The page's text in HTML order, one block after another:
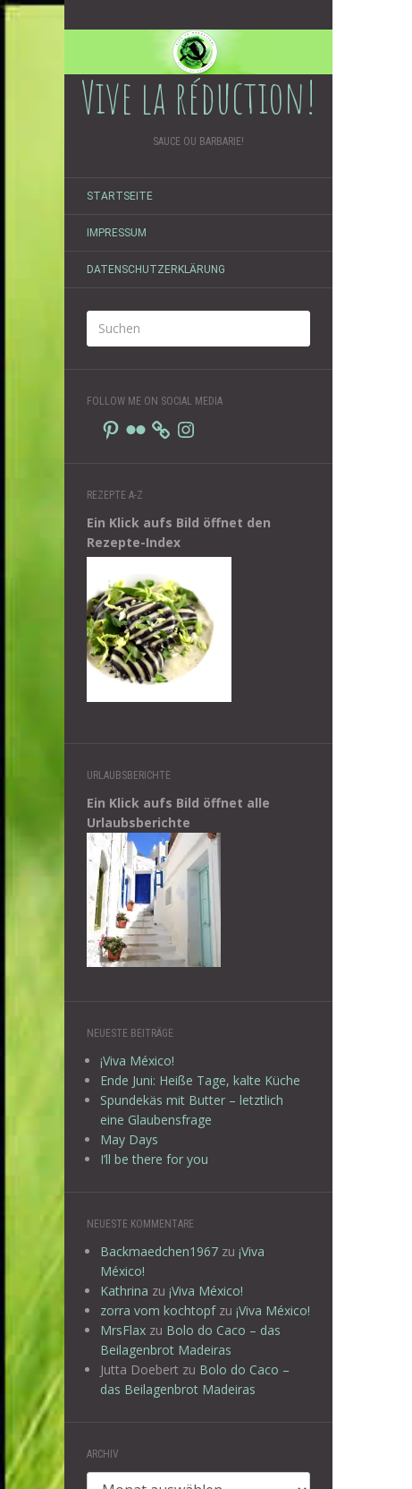
Vive la réduction!
SAUCE OU BARBARIE!
STARTSEITE
IMPRESSUM
DATENSCHUTZERKLÄRUNG
FOLLOW ME ON SOCIAL MEDIA
Pinterest
Flickr Instagram
REZEPTE A-Z
Ein Klick aufs Bild öffnet den
Rezepte-Index
URLAUBSBERICHTE
Ein Klick aufs Bild öffnet alle
Urlaubsberichte
NEUESTE BEITRÄGE
¡Viva México!
Ende Juni: Heiße Tage, kalte Küche
Spundekäs mit Butter – letztlich
eine Glaubensfrage
May Days
I’ll be there for you
NEUESTE KOMMENTARE
Backmaedchen1967 zu ¡Viva
México!
Kathrina zu ¡Viva México!
zorra vom kochtopfzu ¡Viva México!
MrsFlax zu Bolo do Caco – das
Beilagenbrot Madeiras
Jutta Doebert zu Bolo do Caco –
das Beilagenbrot Madeiras
ARCHIV